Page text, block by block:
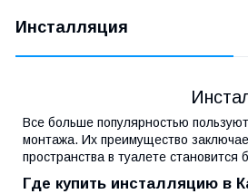
Инсталляция
Все больше популярностью
монтажа. Их преимущество
пространства в туалете
Где купить инсталляцию в